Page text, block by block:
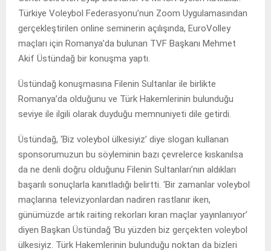
Türkiye Voleybol Federasyonu’nun Zoom Uygulamasından
gerçekleştirilen online seminerin açılışında, EuroVolley
maçları için Romanya’da bulunan TVF Başkanı Mehmet
Akif Üstündağ bir konuşma yaptı.
Üstündağ konuşmasına Filenin Sultanlar ile birlikte
Romanya’da olduğunu ve Türk Hakemlerinin bulunduğu
seviye ile ilgili olarak duyduğu memnuniyeti dile getirdi.
Üstündağ, ‘Biz voleybol ülkesiyiz’ diye slogan kullanan
sponsorumuzun bu söyleminin bazı çevrelerce kıskanılsa
da ne denli doğru olduğunu Filenin Sultanları’nın aldıkları
başarılı sonuçlarla kanıtladığı belirtti. ‘Bir zamanlar voleybol
maçlarına televizyonlardan nadiren rastlanır iken,
günümüzde artık raiting rekorları kıran maçlar yayınlanıyor’
diyen Başkan Üstündağ ‘Bu yüzden biz gerçekten voleybol
ülkesiyiz. Türk Hakemlerinin bulunduğu noktan da bizleri